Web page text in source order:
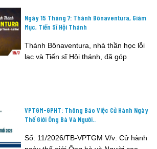
Ngày 15 Tháng 7: Thánh Bônaventura, Giám
Mục, Tiến Sĩ Hội Thánh
Thánh Bônaventura, nhà thần học lỗi
lạc và Tiến sĩ Hội thánh, đã góp
VPTGM-GPHT: Thông Báo Việc Cử Hành Ngày
Thế Giới Ông Bà Và Người..
Số: 11/2026/TB-VPTGM V/v: Cử hành